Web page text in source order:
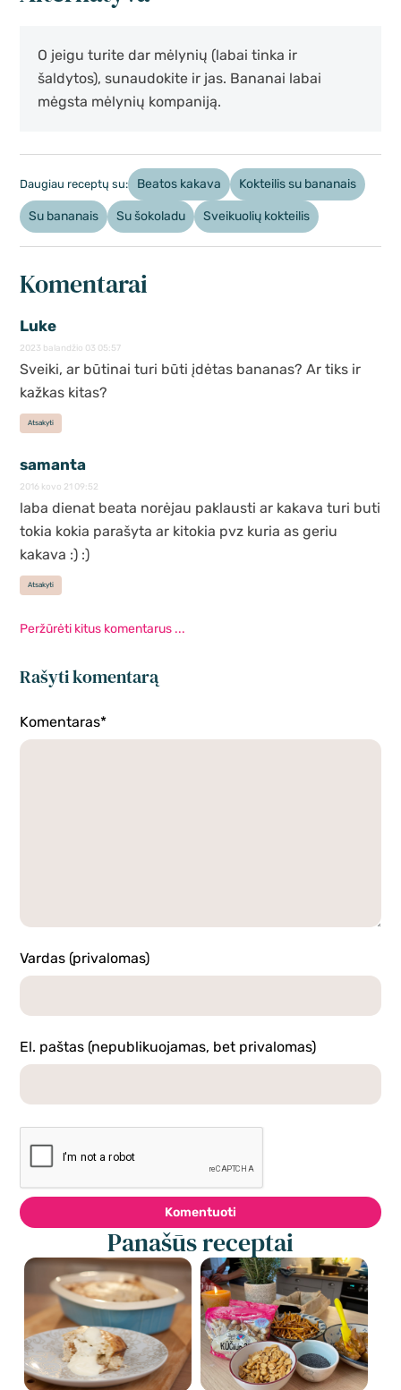
O jeigu turite dar mėlynių (labai tinka ir
šaldytos), sunaudokite ir jas. Bananai labai
mėgsta mėlynių kompaniją.
Daugiau receptų su: Beatos kakava Kokteilis su bananais
Su bananais Su šokoladu Sveikuolių kokteilis
Komentarai
Luke
2023 balandžio 03 05:57
Sveiki, ar būtinai turi būti įdėtas bananas? Ar tiks ir
kažkas kitas?
Atsakyti
samanta
2016 kovo 21 09:52
laba dienat beata norėjau paklausti ar kakava turi buti
tokia kokia parašyta ar kitokia pvz kuria as geriu
kakava :) :)
Atsakyti
Peržūrėti kitus komentarus ...
Rašyti komentarą
Komentaras*
Vardas (privalomas)
El. paštas (nepublikuojamas, bet privalomas)
Komentuoti
Panašūs receptai